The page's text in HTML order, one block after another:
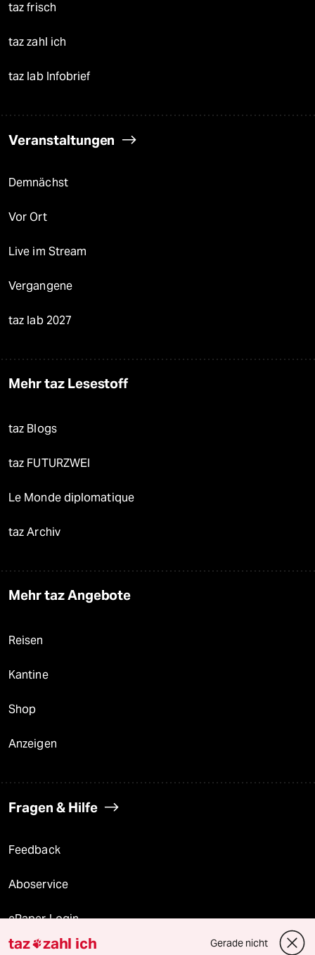
taz frisch
taz zahl ich
taz lab Infobrief
Veranstaltungen
Demnächst
Vor Ort
Live im Stream
Vergangene
taz lab 2027
Mehr taz Lesestoff
taz Blogs
taz FUTURZWEI
Le Monde diplomatique
taz Archiv
Mehr taz Angebote
Reisen
Kantine
Shop
Anzeigen
Fragen & Hilfe
Feedback
Aboservice
ePaper Login
taz zahl ich Gerade nicht